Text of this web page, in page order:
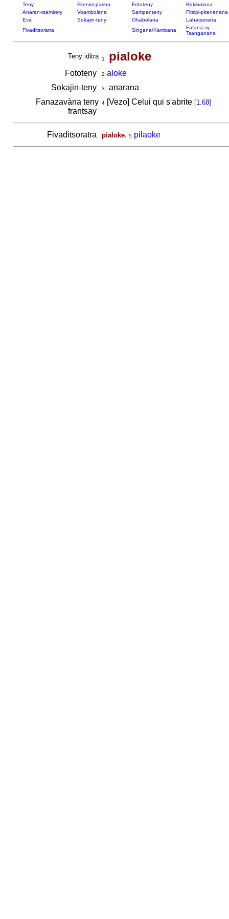
Teny Fitenim-paritra Fototeny
Rakibolana
Anaran-tsamirery
Voambolana Sampanteny
Fitsipi-pitenenana
Eva
Sokajin-teny Ohabolana
Lahatsoratra
Fivaditsoratra
Singana/Kambana
Fafana sy
Tsanganana
Teny iditra 1 pialoke
Fototeny 2 aloke
Sokajin-teny
3
anarana
Fanazavàna teny
frantsay
4[Vezo] Celui qui s'abrite [1.68]
Fivaditsoratra pialoke, 5 pilaoke